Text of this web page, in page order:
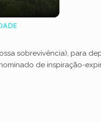
sobrevivência), para
de inspiração-